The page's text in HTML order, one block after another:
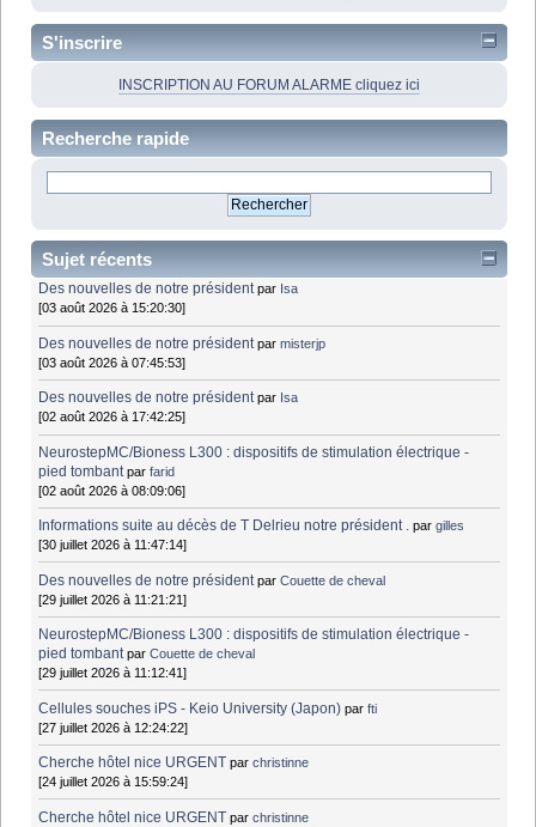
S'inscrire
INSCRIPTION AU FORUM ALARME cliquez ici
Recherche rapide
Sujet récents
Des nouvelles de notre président par Isa
[03 août 2026 à 15:20:30]
Des nouvelles de notre président parmisterjp
[03 août 2026 à 07:45:53]
Des nouvelles de notre président par Isa
[02 août 2026 à 17:42:25]
NeurostepMC/Bioness L300 : dispositifs de stimulation électrique -
pied tombant parfarid
[02 août 2026 à 08:09:06]
Informations suite au décès de T Delrieu notre président . pargilles
[30 juillet 2026 à 11:47:14]
Des nouvelles de notre président parCouette de cheval
[29 juillet 2026 à 11:21:21]
NeurostepMC/Bioness L300 : dispositifs de stimulation électrique -
pied tombant parCouette de cheval
[29 juillet 2026 à 11:12:41]
Cellules souches iPS - Keio University (Japon) parfti
[27 juillet 2026 à 12:24:22]
Cherche hôtel nice URGENT parchristinne
[24 juillet 2026 à 15:59:24]
Cherche hôtel nice URGENT parchristinne